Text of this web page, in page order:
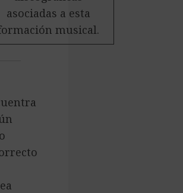
asociadas a esta
musical.